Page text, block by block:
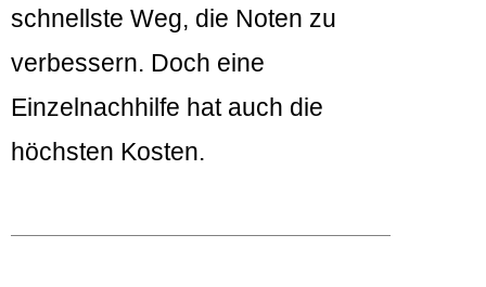
schnellste Weg, die Noten zu
verbessern. Doch eine
Einzelnachhilfe hat auch die
höchsten Kosten.